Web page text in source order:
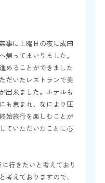
事に土曜日の夜に成田
帰ってまいりました。
めることができました
だいたレストランで美
出来ました。ホテルも
も恵まれ、なにより圧
始旅行を楽しむことが
ていただいたことに心
行きたいと考えており
考えておりますので、